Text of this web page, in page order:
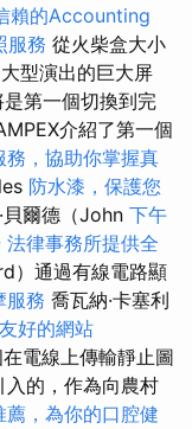
賴的Accounting
服務 從火柴盒大小
型演出的巨大屏
第一個切換到完
介紹了第一個
務，協助你掌握真
防水漆，保護您
爾德（John 下午
法律事務所提供全
）通過有線電路顯
服務 喬瓦納·卡塞利
好的網站
電線上傳輸靜止圖
的，作為向農村
薦，為你的口腔健